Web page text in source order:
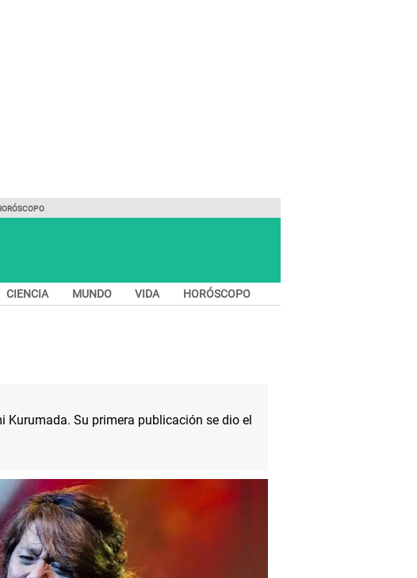
CIENCIA MUNDO VIDA HORÓSCOPO
Kurumada. Su primera publicación se dio el